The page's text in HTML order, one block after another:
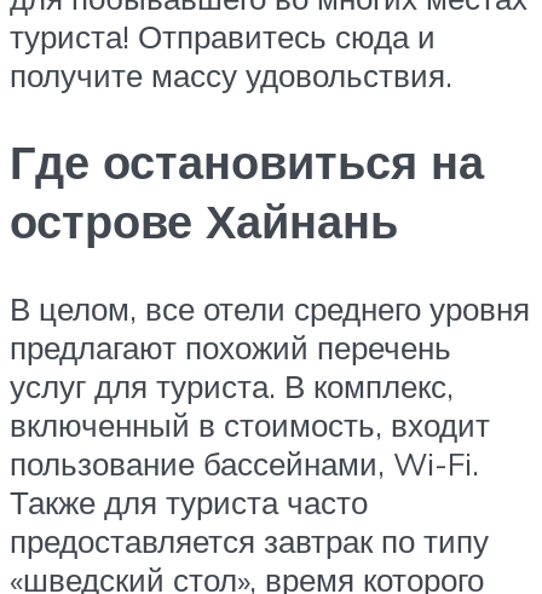
туриста! Отправитесь сюда и
получите массу удовольствия.
Где остановиться на
острове Хайнань
В целом, все отели среднего уровня
предлагают похожий перечень
услуг для туриста. В комплекс,
включенный в стоимость, входит
пользование бассейнами, Wi-Fi.
Также для туриста часто
предоставляется завтрак по типу
«шведский стол», время которого